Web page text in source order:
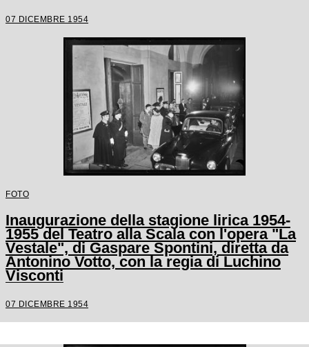
07 DICEMBRE 1954
FOTO
Inaugurazione della stagione lirica 1954-
1955 del Teatro alla Scala con l'opera "La
Vestale", di Gaspare Spontini, diretta da
Antonino Votto, con la regia di Luchino
Visconti
07 DICEMBRE 1954